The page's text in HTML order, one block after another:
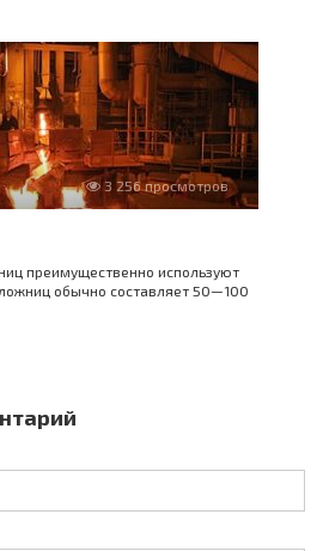
3 256 просмотров
преимущественно используют
обычно составляет 50—100